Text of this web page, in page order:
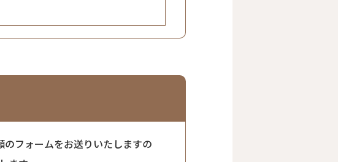
フォームをお送りいたしますの